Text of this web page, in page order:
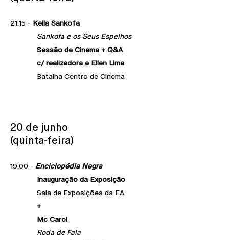
21:15 - Keila Sankofa
Sankofa e os Seus Espelhos
Sessão de Cinema + Q&A
c/ realizadora e Ellen Lima
Batalha Centro de Cinema
20 de junho
(quinta-feira)
19:00 - Enciclopédia Negra
Inauguração da Exposição
Sala de Exposições da EA
+
Mc Carol
Roda de Fala